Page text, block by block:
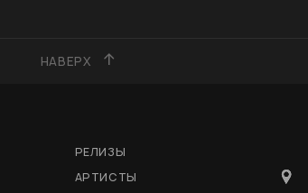
НАВЕРХ
РЕЛИЗЫ
АРТИСТЫ